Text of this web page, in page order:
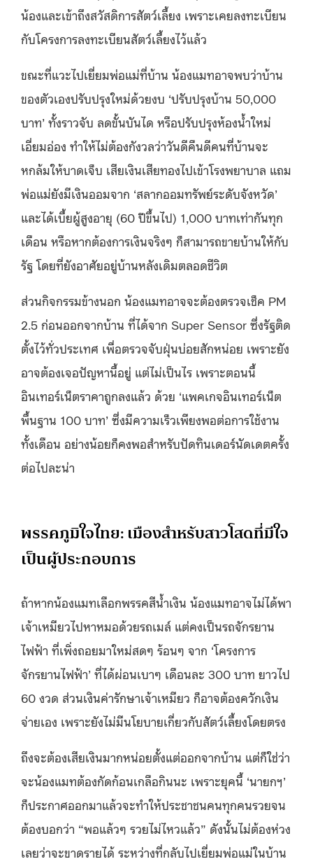
น้องและเข้าถึงสวัสดิการสัตว์เลี้ยง เพราะเคยลงทะเบียน
กับโครงการลงทะเบียนสัตว์เลี้ยงไว้แล้ว
ขณะที่แวะไปเยี่ยมพ่อแม่ที่บ้าน น้องแมทอาจพบว่าบ้าน
ของตัวเองปรับปรุงใหม่ด้วยงบ ‘ปรับปรุงบ้าน 50,000
บาท’ ทั้งราวจับ ลดขั้นบันได หรือปรับปรุงห้องน้ำใหม่
เอี่ยมอ่อง ทำให้ไม่ต้องกังวลว่าวันดีคืนดีคนที่บ้านจะ
หกล้มให้บาดเจ็บ เสียเงินเสียทองไปเข้าโรงพยาบาล แถม
พ่อแม่ยังมีเงินออมจาก ‘สลากออมทรัพย์ระดับจังหวัด’
และได้เบี้ยผู้สูงอายุ (60 ปีขึ้นไป) 1,000 บาทเท่ากันทุก
เดือน หรือหากต้องการเงินจริงๆ ก็สามารถขายบ้านให้กับ
รัฐ โดยที่ยังอาศัยอยู่บ้านหลังเดิมตลอดชีวิต
ส่วนกิจกรรมข้างนอก น้องแมทอาจจะต้องตรวจเช็ค PM
2.5 ก่อนออกจากบ้าน ที่ได้จาก Super Sensor ซึ่งรัฐติด
ตั้งไว้ทั่วประเทศ เพื่อตรวจจับฝุ่นบ่อยสักหน่อย เพราะยัง
อาจต้องเจอปัญหานี้อยู่ แต่ไม่เป็นไร เพราะตอนนี้
อินเทอร์เน็ตราคาถูกลงแล้ว ด้วย ‘แพคเกจอินเทอร์เน็ต
พื้นฐาน 100 บาท’ ซึ่งมีความเร็วเพียงพอต่อการใช้งาน
ทั้งเดือน อย่างน้อยก็คงพอสำหรับปัดทินเดอร์นัดเดตครั้ง
ต่อไปละน่า
พรรคภูมิใจไทย: เมืองสำหรับสาวโสดที่มีใจ
เป็นผู้ประกอบการ
ถ้าหากน้องแมทเลือกพรรคสีน้ำเงิน น้องแมทอาจไม่ได้พา
เจ้าเหมียวไปหาหมอด้วยรถเมล์ แต่คงเป็นรถจักรยาน
ไฟฟ้า ที่เพิ่งถอยมาใหม่สดๆ ร้อนๆ จาก ‘โครงการ
จักรยานไฟฟ้า’ ที่ได้ผ่อนเบาๆ เดือนละ 300 บาท ยาวไป
60 งวด ส่วนเงินค่ารักษาเจ้าเหมียว ก็อาจต้องควักเงิน
จ่ายเอง เพราะยังไม่มีนโยบายเกี่ยวกับสัตว์เลี้ยงโดยตรง
ถึงจะต้องเสียเงินมากหน่อยตั้งแต่ออกจากบ้าน แต่ก็ใช่ว่า
จะน้องแมทต้องกัดก้อนเกลือกินนะ เพราะยุคนี้ ‘นายกฯ’
ก็ประกาศออกมาแล้วจะทำให้ประชาชนคนทุกคนรวยจน
ต้องบอกว่า “พอแล้วๆ รวยไม่ไหวแล้ว” ดังนั้นไม่ต้องห่วง
เลยว่าจะขาดรายได้ ระหว่างที่กลับไปเยี่ยมพ่อแม่ในบ้าน